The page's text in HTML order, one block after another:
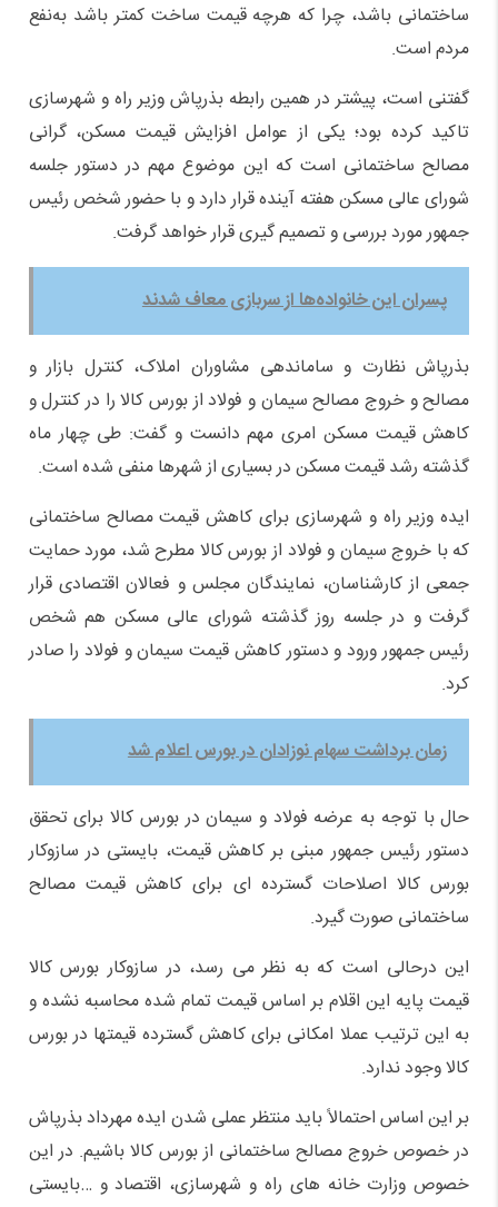
ساختمانی باشد، چرا که هرچه قیمت ساخت کمتر باشد به‌نفع
مردم است.
گفتنی است، پیشتر در همین رابطه بذرپاش وزیر راه و شهرسازی
تاکید کرده بود؛ یکی از عوامل افزایش قیمت مسکن، گرانی
مصالح ساختمانی است که این موضوع مهم در دستور جلسه
شورای عالی مسکن هفته آینده قرار دارد و با حضور شخص رئیس
جمهور مورد بررسی و تصمیم گیری قرار خواهد گرفت.
پسران این خانواده‌ها از سربازی معاف شدند
بذرپاش نظارت و ساماندهی مشاوران املاک، کنترل بازار و
مصالح و خروج مصالح سیمان و فولاد از بورس کالا را در کنترل و
کاهش قیمت مسکن امری مهم دانست و گفت: طی چهار ماه
گذشته رشد قیمت مسکن در بسیاری از شهرها منفی شده است.
ایده وزیر راه و شهرسازی برای کاهش قیمت مصالح ساختمانی
که با خروج سیمان و فولاد از بورس کالا مطرح شد، مورد حمایت
جمعی از کارشناسان، نمایندگان مجلس و فعالان اقتصادی قرار
گرفت و در جلسه روز گذشته شورای عالی مسکن هم شخص
رئیس جمهور ورود و دستور کاهش قیمت سیمان و فولاد را صادر
کرد.
زمان برداشت سهام نوزادان در بورس اعلام شد
حال با توجه به عرضه فولاد و سیمان در بورس کالا برای تحقق
دستور رئیس جمهور مبنی بر کاهش قیمت، بایستی در سازوکار
بورس کالا اصلاحات گسترده ای برای کاهش قیمت مصالح
ساختمانی صورت گیرد.
این درحالی است که به نظر می رسد، در سازوکار بورس کالا
قیمت پایه این اقلام بر اساس قیمت تمام شده محاسبه نشده و
به این ترتیب عملا امکانی برای کاهش گسترده قیمتها در بورس
کالا وجود ندارد.
بر این اساس احتمالاً باید منتظر عملی شدن ایده مهرداد بذرپاش
در خصوص خروج مصالح ساختمانی از بورس کالا باشیم. در این
خصوص وزارت خانه های راه و شهرسازی، اقتصاد و …بایستی